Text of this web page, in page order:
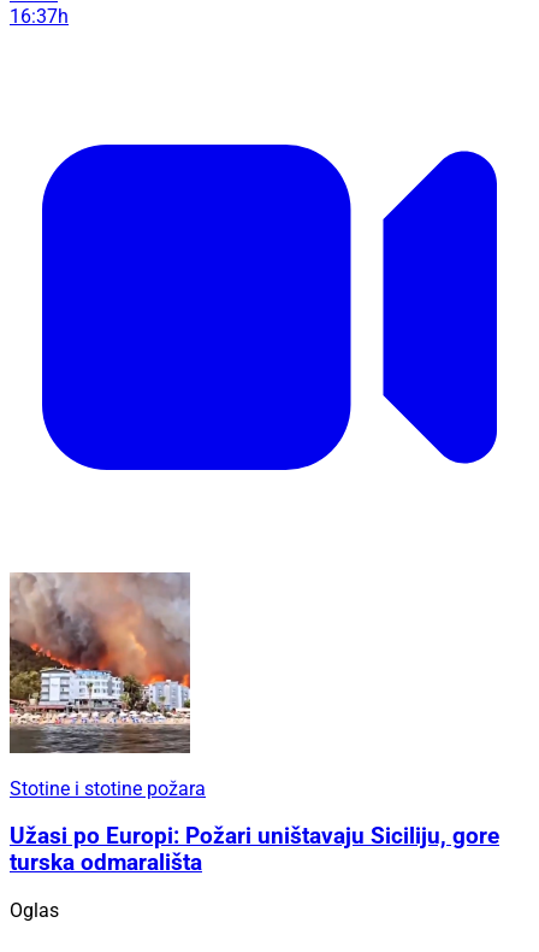
16:37h
Stotine i stotine požara
Užasi po Europi: Požari uništavaju Siciliju, gore
turska odmarališta
Oglas